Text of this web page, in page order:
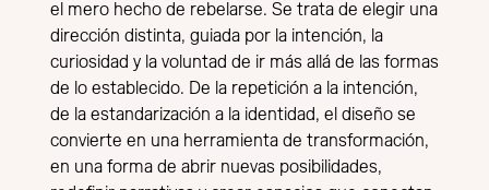
el mero hecho de rebelarse. Se trata de elegir una
dirección distinta, guiada por la intención, la
curiosidad y la voluntad de ir más allá de las formas
de lo establecido. De la repetición a la intención,
de la estandarización a la identidad, el diseño se
convierte en una herramienta de transformación,
en una forma de abrir nuevas posibilidades,